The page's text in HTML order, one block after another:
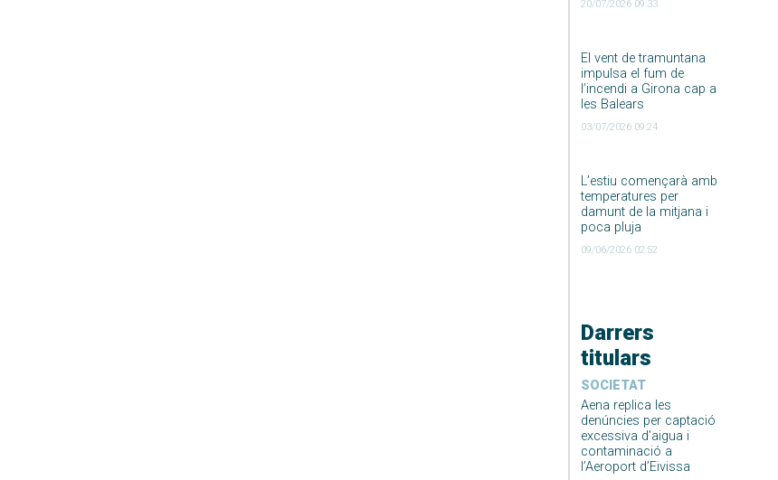
20/07/2026 09:33
El vent de tramuntana
impulsa el fum de
l’incendi a Girona cap a
les Balears
03/07/2026 09:24
L’estiu començarà amb
temperatures per
damunt de la mitjana i
poca pluja
09/06/2026 02:52
Darrers
titulars
SOCIETAT
Aena replica les
denúncies per captació
excessiva d’aigua i
contaminació a
l’Aeroport d’Eivissa